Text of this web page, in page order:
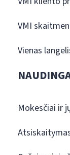
VMI
Vienas
Mokesčiai ir